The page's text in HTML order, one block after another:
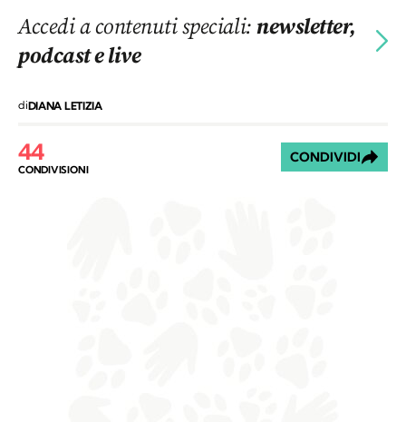
Accedi a contenuti speciali:newsletter,
podcast e live
diDIANA LETIZIA
44
CONDIVISIONI
CONDIVIDI